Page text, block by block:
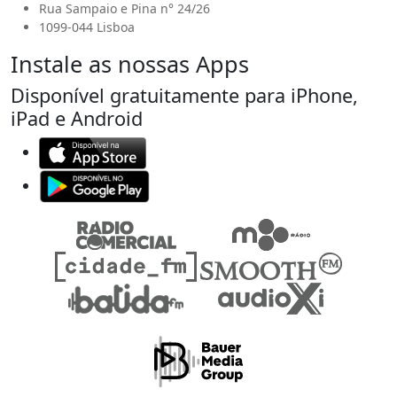
Rua Sampaio e Pina n° 24/26
1099-044 Lisboa
Instale as nossas Apps
Disponível gratuitamente para iPhone,
iPad e Android